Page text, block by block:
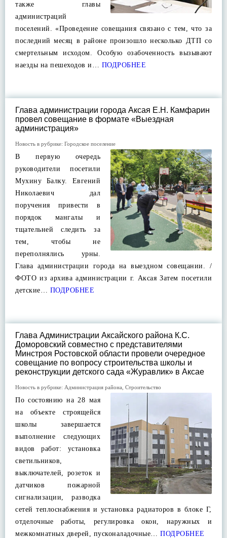
также главы
администраций
поселений. «Проведение совещания связано с тем, что за
последний месяц в районе произошло несколько ДТП со
смертельным исходом. Особую озабоченность вызывают
наезды на пешеходов и… ПОДРОБНЕЕ
Глава администрации города Аксая Е.Н. Камфарин
провел совещание в формате «Выездная
администрация»
Новость в рубрике: Городское поселение
В первую очередь
руководители посетили
Мухину Балку. Евгений
Николаевич дал
поручения привести в
порядок мангалы и
тщательней следить за
тем, чтобы не
переполнялись урны.
Глава администрации города на выездном совещании. /
ФОТО из архива администрации г. Аксая Затем посетили
детские… ПОДРОБНЕЕ
Глава Администрации Аксайского района К.С.
Доморовский совместно с представителями
Минстроя Ростовской области провели очередное
совещание по вопросу строительства школы и
реконструкции детского сада «Журавлик» в Аксае
Новость в рубрике: Администрация района Строительство
По состоянию на 28 мая
на объекте строящейся
школы завершается
выполнение следующих
видов работ: установка
светильников,
выключателей, розеток и
датчиков пожарной
сигнализации, разводка
сетей теплоснабжения и установка радиаторов в блоке Г,
отделочные работы, регулировка окон, наружных и
межкомнатных дверей, пусконаладочные… ПОДРОБНЕЕ